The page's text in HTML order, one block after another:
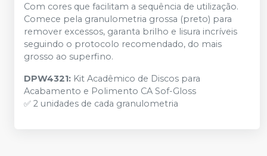
Com cores que facilitam a sequência de utilização.
Comece pela granulometria grossa (preto) para
remover excessos, garanta brilho e lisura incríveis
seguindo o protocolo recomendado, do mais
grosso ao superfino.
DPW4321: Kit Acadêmico de Discos para
Acabamento e Polimento CA Sof-Gloss
✅ 2 unidades de cada granulometria